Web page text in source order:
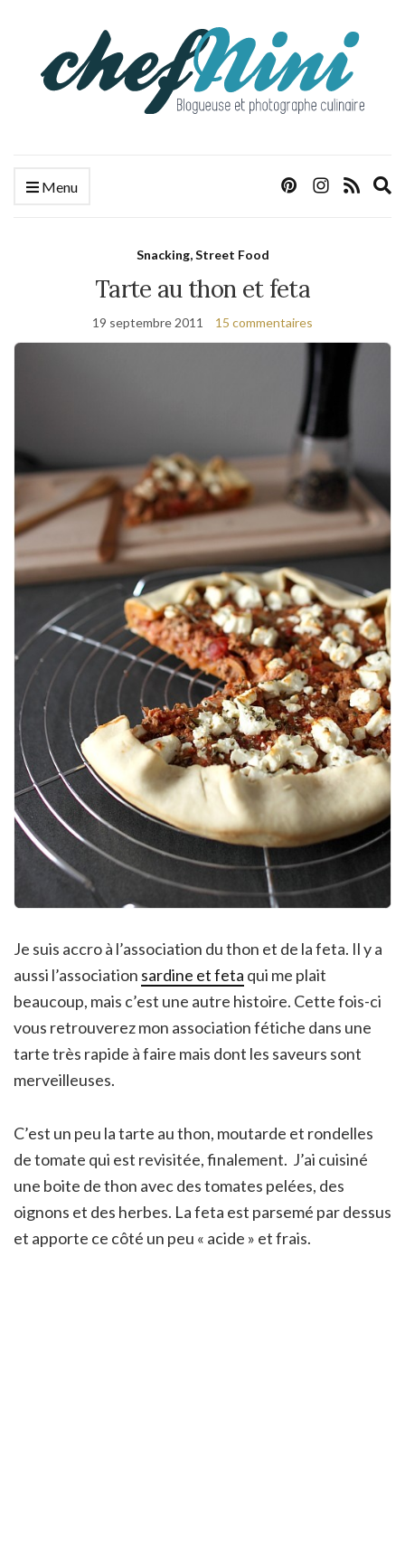
Menu
Snacking, Street Food
Tarte au thon et feta
19 septembre 2011 15 commentaires
Je suis accro à l’association du thon et de la feta. Il y a
aussi l’association sardine et feta qui me plait
beaucoup, mais c’est une autre histoire. Cette fois-ci
vous retrouverez mon association fétiche dans une
tarte très rapide à faire mais dont les saveurs sont
merveilleuses.
C’est un peu la tarte au thon, moutarde et rondelles
de tomate qui est revisitée, finalement. J’ai cuisiné
une boite de thon avec des tomates pelées, des
oignons et des herbes. La feta est parsemé par dessus
et apporte ce côté un peu « acide » et frais.